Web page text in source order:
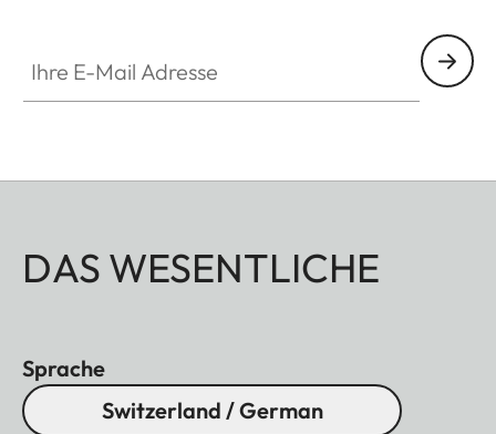
DAS WESENTLICHE
Sprache
Switzerland / German